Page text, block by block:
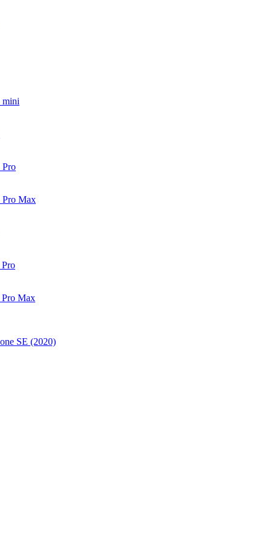
mini
Pro
Pro Max
Pro Max
SE (2020)